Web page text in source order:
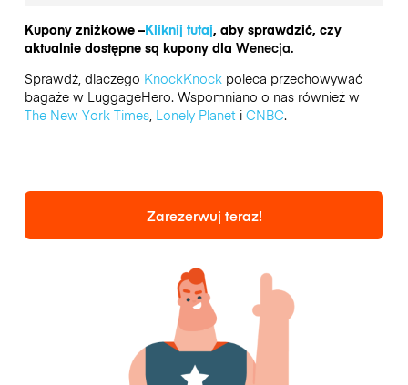
Kupony zniżkowe –Kliknij tutaj, aby sprawdzić, czy
aktualnie dostępne są kupony dla Wenecja.
Sprawdź, dlaczego KnockKnockpoleca przechowywać
bagaże w LuggageHero. Wspomniano o nas również w
The New York Times, Lonely Planeti CNBC.
Zarezerwuj teraz!